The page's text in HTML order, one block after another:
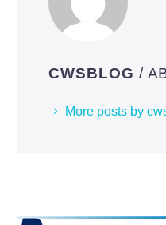
CWSBLOG /
More posts by